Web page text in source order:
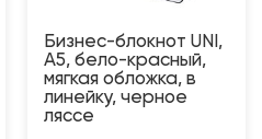
Бизнес-блокнот UNI,
A5, бело-красный,
мягкая обложка, в
линейку, черное
ляссе